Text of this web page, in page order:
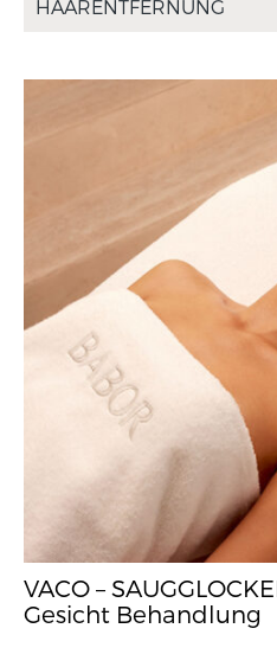
HAARENTFERNUNG
VACO –
Gesicht Behandlung